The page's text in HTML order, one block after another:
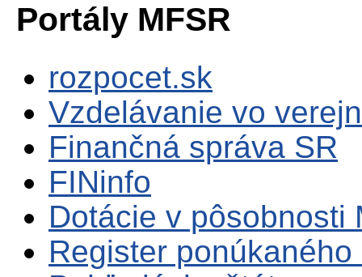
Portály MFSR
rozpocet.sk
Vzdelávanie vo
Finančná správa SR
FINinfo
Dotácie v pôsobnosti
Register